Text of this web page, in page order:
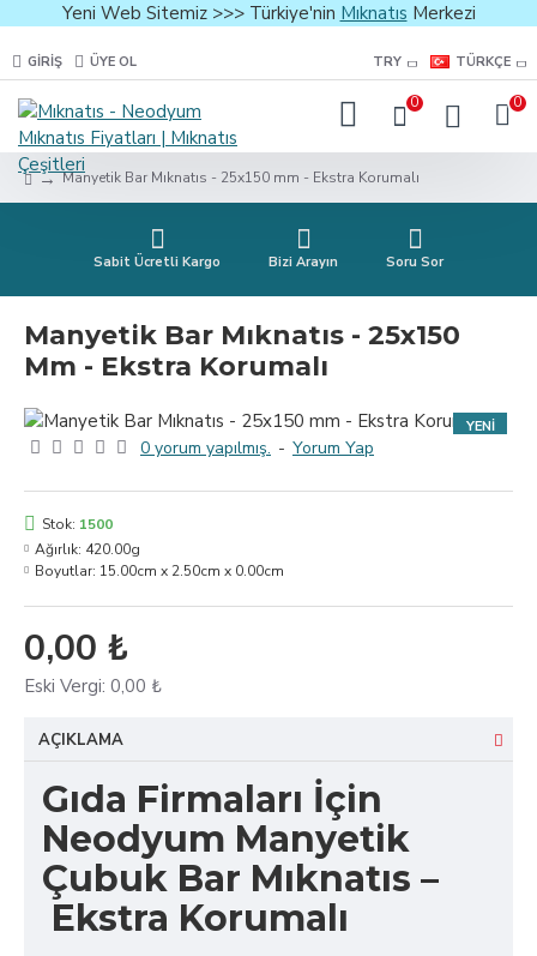
Yeni Web Sitemiz >>> Türkiye'nin Mıknatıs Merkezi
GIRIŞ ÜYE OL TRY TÜRKÇE
0 0
Manyetik Bar Mıknatıs - 25x150 mm - Ekstra Korumalı
Sabit Ücretli Kargo Bizi Arayın Soru Sor
Manyetik Bar Mıknatıs - 25x150
Mm - Ekstra Korumalı
YENI
0 yorum yapılmış. - Yorum Yap
0,00 ₺
Eski Vergi: 0,00 ₺
Stok: 1500
Ağırlık: 420.00g
Boyutlar: 15.00cm x 2.50cm x 0.00cm
AÇIKLAMA
Gıda Firmaları İçin
Neodyum Manyetik
Çubuk Bar Mıknatıs –
Ekstra Korumalı